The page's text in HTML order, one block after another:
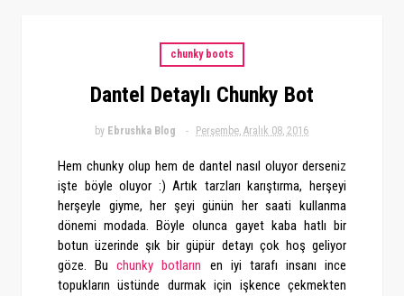
chunky boots
Dantel Detaylı Chunky Bot
by Ebrushka Blog Perşembe, Aralık 08, 2016
Hem chunky olup hem de dantel nasıl oluyor derseniz
işte böyle oluyor :) Artık tarzları karıştırma, herşeyi
herşeyle giyme, her şeyi günün her saati kullanma
dönemi modada. Böyle olunca gayet kaba hatlı bir
botun üzerinde şık bir güpür detayı çok hoş geliyor
göze. Buchunky botların en iyi tarafı insanı ince
topukların üstünde durmak için işkence çekmekten